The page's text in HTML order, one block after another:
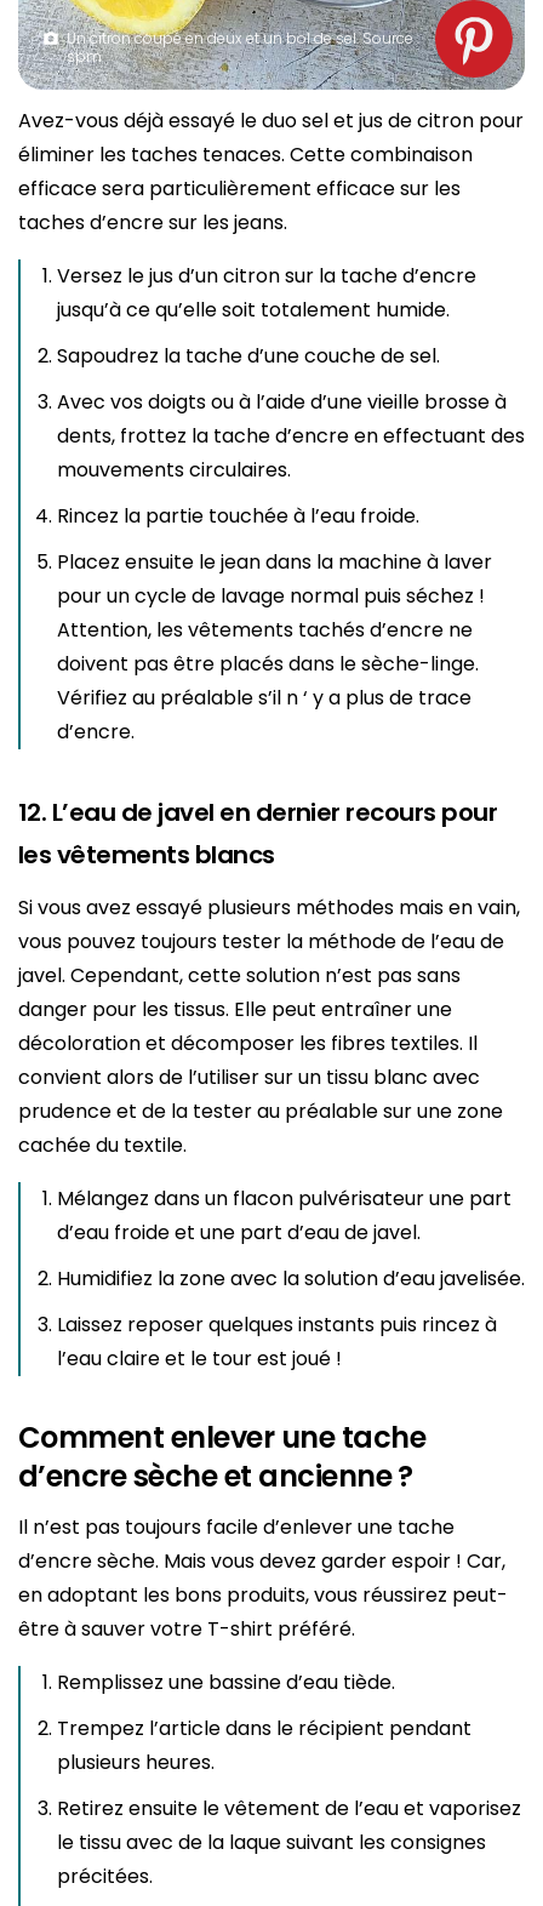
Un citron coupé en deux et un bol de sel. Source :
spm
Avez-vous déjà essayé le duo sel et jus de citron pour
éliminer les taches tenaces. Cette combinaison
efficace sera particulièrement efficace sur les
taches d’encre sur les jeans.
Versez le jus d’un citron sur la tache d’encre
jusqu’à ce qu’elle soit totalement humide.
Sapoudrez la tache d’une couche de sel.
Avec vos doigts ou à l’aide d’une vieille brosse à
dents, frottez la tache d’encre en effectuant des
mouvements circulaires.
Rincez la partie touchée à l’eau froide.
Placez ensuite le jean dans la machine à laver
pour un cycle de lavage normal puis séchez !
Attention, les vêtements tachés d’encre ne
doivent pas être placés dans le sèche-linge.
Vérifiez au préalable s’il n ‘ y a plus de trace
d’encre.
12. L’eau de javel en dernier recours pour
les vêtements blancs
Si vous avez essayé plusieurs méthodes mais en vain,
vous pouvez toujours tester la méthode de l’eau de
javel. Cependant, cette solution n’est pas sans
danger pour les tissus. Elle peut entraîner une
décoloration et décomposer les fibres textiles. Il
convient alors de l’utiliser sur un tissu blanc avec
prudence et de la tester au préalable sur une zone
cachée du textile.
Mélangez dans un flacon pulvérisateur une part
d’eau froide et une part d’eau de javel.
Humidifiez la zone avec la solution d’eau javelisée.
Laissez reposer quelques instants puis rincez à
l’eau claire et le tour est joué !
Comment enlever une tache
d’encre sèche et ancienne ?
Il n’est pas toujours facile d’enlever une tache
d’encre sèche. Mais vous devez garder espoir ! Car,
en adoptant les bons produits, vous réussirez peut-
être à sauver votre T-shirt préféré.
Remplissez une bassine d’eau tiède.
Trempez l’article dans le récipient pendant
plusieurs heures.
Retirez ensuite le vêtement de l’eau et vaporisez
le tissu avec de la laque suivant les consignes
précitées.